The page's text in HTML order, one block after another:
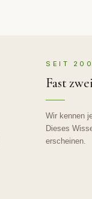
SEIT
Fast
Wir kennen
Dieses
erscheinen.